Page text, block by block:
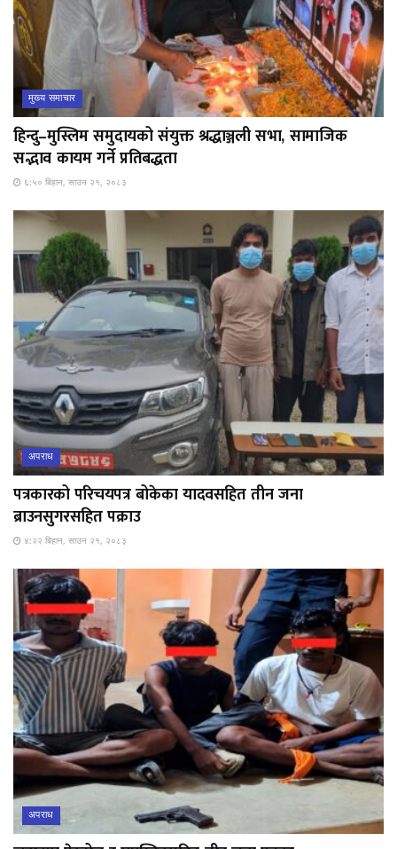
मुख्य समाचार
हिन्दु–मुस्लिम समुदायको संयुक्त श्रद्धाञ्जली सभा, सामाजिक
सद्भाव कायम गर्ने प्रतिबद्धता
६:५० बिहान, साउन २१, २०८३
अपराध
पत्रकारको परिचयपत्र बोकेका यादवसहित तीन जना
ब्राउनसुगरसहित पक्राउ
४:२२ बिहान, साउन २१, २०८३
अपराध